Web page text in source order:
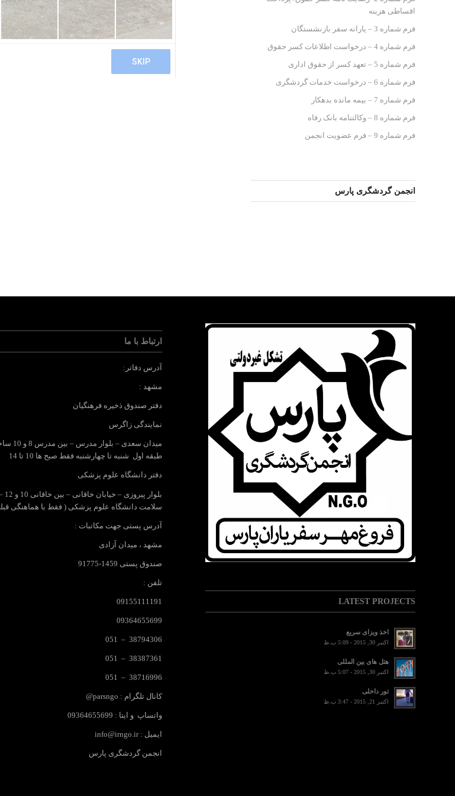
اقساطی هزینه
فرم شماره 3 – یارانه سفر بازنشستگان
فرم شماره 4 – درخواست اطلاعات کسر حقوق
فرم شماره 5 – تعهد کسر از حقوق اداری
فرم شماره 6 – درخواست خدمات گردشگری
فرم شماره 7 – بیمه مانده بدهکار
فرم شماره 8 – وکالتنامه بانک رفاه
فرم شماره 9 – فرم عضویت انجمن
انجمن گردشگری پارس
LATEST PROJECTS
اخذ ویزای سریع
اکتبر 30, 2015 - 5:09 ب.ظ
هتل های بین المللی
اکتبر 30, 2015 - 5:07 ب.ظ
تور داخلی
اکتبر 21, 2015 - 3:47 ب.ظ
ارتباط با ما
آدرس دفاتر:
مشهد :
دفتر صندوق ذخیره فرهنگیان
نمایندگی زاگرس
میدان
طبقه اول شنبه تا چهارشنبه فقط صبح ها 10 تا 14
دفتر دانشگاه علوم پزشکی
سلامت دانشگاه علوم پزشکی ( فقط با هماهنگی
آدرس پستی جهت مکاتبات :
مشهد ، میدان آزادی
صندوق پستی 1459-91775
تلفن :
09155111191
09364655699
38794306 – 051
38387361 – 051
38716996 – 051
کانال تلگرام : parsngo@
واتساپ و ایتا : 09364655699
ایمیل :info@irngo.ir
انجمن گردشگری پارس